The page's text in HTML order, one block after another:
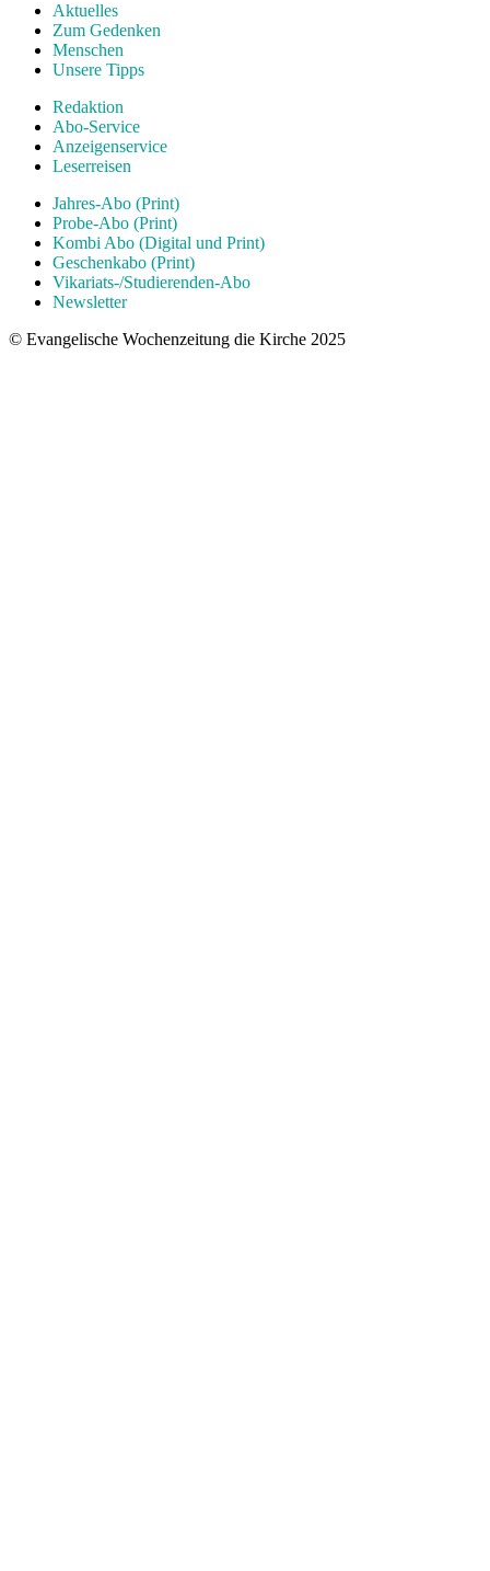
Aktuelles
Zum Gedenken
Menschen
Unsere Tipps
Redaktion
Abo-Service
Anzeigenservice
Leserreisen
Jahres-Abo (Print)
Probe-Abo (Print)
Kombi Abo (Digital und Print)
Geschenkabo (Print)
Vikariats-/Studierenden-Abo
Newsletter
© Evangelische Wochenzeitung die Kirche 2025